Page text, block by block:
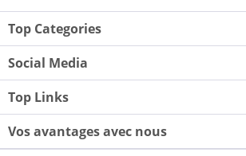
Top Categories
Social Media
Top Links
Vos avantages avec nous